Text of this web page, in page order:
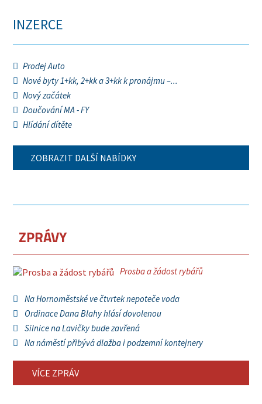
INZERCE
Prodej Auto
Nové byty 1+kk, 2+kk a 3+kk k pronájmu –...
Nový začátek
Doučování MA - FY
Hlídání dítěte
ZOBRAZIT DALŠÍ NABÍDKY
ZPRÁVY
Prosba a žádost rybářů
Na Hornoměstské ve čtvrtek nepoteče voda
Ordinace Dana Blahy hlásí dovolenou
Silnice na Lavičky bude zavřená
Na náměstí přibývá dlažba i podzemní kontejnery
VÍCE ZPRÁV